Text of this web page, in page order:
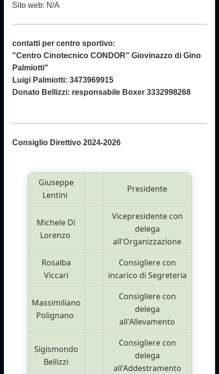
Sito web: N/A
contatti per centro sportivo:
"Centro Cinotecnico CONDOR" Giovinazzo di Gino
Palmiotti"
Luigi Palmiotti:3473969915
Donato Bellizzi: responsabile Boxer3332998268
Consiglio Direttivo2024-2026
Giuseppe
Lentini
Presidente
Michele Di
Lorenzo
Vicepresidente con
delega
all'Organizzazione
Rosalba
Viccari
Consigliere con
incarico di Segreteria
Massimiliano
Polignano
Consigliere con
delega
all'Allevamento
Sigismondo
Bellizzi
Consigliere con
delega
all'Addestramento